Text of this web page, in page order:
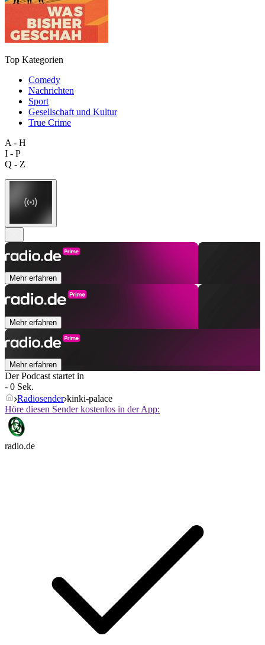
Top Kategorien
Comedy
Nachrichten
Sport
Gesellschaft und Kultur
True Crime
A - H
I - P
Q - Z
Mehr erfahren
Mehr erfahren
Mehr erfahren
Der Podcast startet in
- 0 Sek.
Radiosender kinki-palace
Höre diesen Sender kostenlos in der App:
radio.de